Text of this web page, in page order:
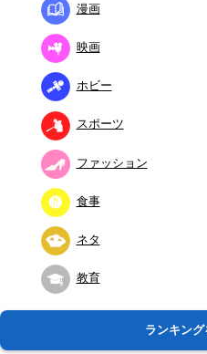
漫画
映画
ホビー
スポーツ
ファッション
食事
ネタ
教育
ランキン